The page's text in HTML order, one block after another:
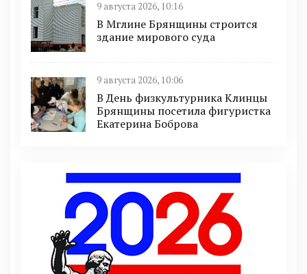
9 августа 2026, 10:16
В Мглине Брянщины строится
здание мирового суда
9 августа 2026, 10:06
В День физкультурника Клинцы
Брянщины посетила фигуристка
Екатерина Боброва